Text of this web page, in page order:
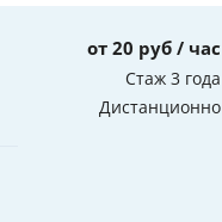
от 20 руб / час
Стаж 3 года
Дистанционно